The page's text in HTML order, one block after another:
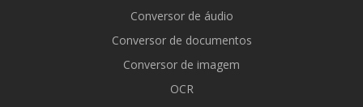
Conversor de áudio
Conversor de documentos
Conversor de imagem
OCR